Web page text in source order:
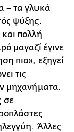
– τα γλυκά
ψύξης.
πολλή
μαγαζί έγινε
πια», εξηγεί
τις
μηχανήματα.
σε
Άλλες